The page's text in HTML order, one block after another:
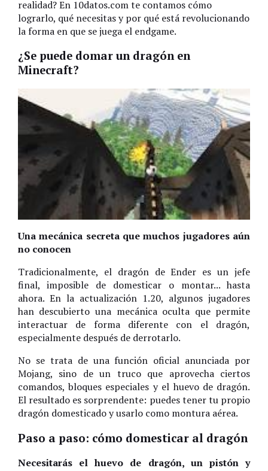
realidad? En 10datos.com te contamos cómo
lograrlo, qué necesitas y por qué está revolucionando
la forma en que se juega el endgame.
¿Se puede domar un dragón en
Minecraft?
Una mecánica secreta que muchos jugadores aún
no conocen
Tradicionalmente, el dragón de Ender es un jefe
final, imposible de domesticar o montar... hasta
ahora. En la actualización 1.20, algunos jugadores
han descubierto una mecánica oculta que permite
interactuar de forma diferente con el dragón,
especialmente después de derrotarlo.
No se trata de una función oficial anunciada por
Mojang, sino de un truco que aprovecha ciertos
comandos, bloques especiales y el huevo de dragón.
El resultado es sorprendente: puedes tener tu propio
dragón domesticado y usarlo como montura aérea.
Paso a paso: cómo domesticar al dragón
Necesitarás el huevo de dragón, un pistón y